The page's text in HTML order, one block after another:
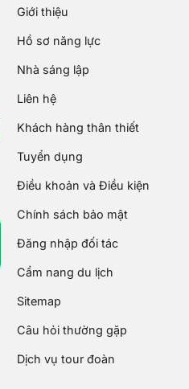
Giới thiệu
Hồ sơ năng lực
Nhà sáng lập
Liên hệ
Khách hàng thân thiết
Tuyển dụng
Điều khoản và Điều kiện
Chính sách bảo mật
Đăng nhập đối tác
Cẩm nang du lịch
Sitemap
Câu hỏi thường gặp
Dịch vụ tour đoàn